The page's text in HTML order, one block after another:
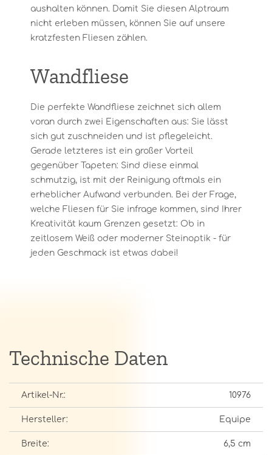
aushalten können. Damit Sie diesen Alptraum
nicht erleben müssen, können Sie auf unsere
kratzfesten Fliesen zählen.
Wandfliese
Die perfekte Wandfliese zeichnet sich allem
voran durch zwei Eigenschaften aus: Sie lässt
sich gut zuschneiden und ist pflegeleicht.
Gerade letzteres ist ein großer Vorteil
gegenüber Tapeten: Sind diese einmal
schmutzig, ist mit der Reinigung oftmals ein
erheblicher Aufwand verbunden. Bei der Frage,
welche Fliesen für Sie infrage kommen, sind Ihrer
Kreativität kaum Grenzen gesetzt: Ob in
zeitlosem Weiß oder moderner Steinoptik - für
jeden Geschmack ist etwas dabei!
Technische Daten
Artikel-Nr.: 10976
Hersteller: Equipe
Breite: 6,5 cm